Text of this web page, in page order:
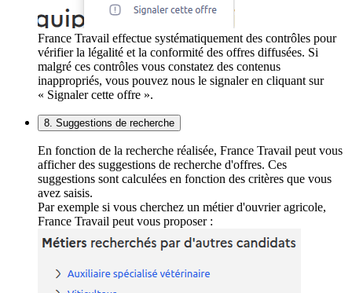
France Travail effectue systématiquement des contrôles pour
vérifier la légalité et la conformité des offres diffusées. Si
malgré ces contrôles vous constatez des contenus
inappropriés, vous pouvez nous le signaler en cliquant sur
« Signaler cette offre ».
8. Suggestions de recherche
En fonction de la recherche réalisée, France Travail peut vous
afficher des suggestions de recherche d'offres. Ces
suggestions sont calculées en fonction des critères que vous
avez saisis.
Par exemple si vous cherchez un métier d'ouvrier agricole,
France Travail peut vous proposer :